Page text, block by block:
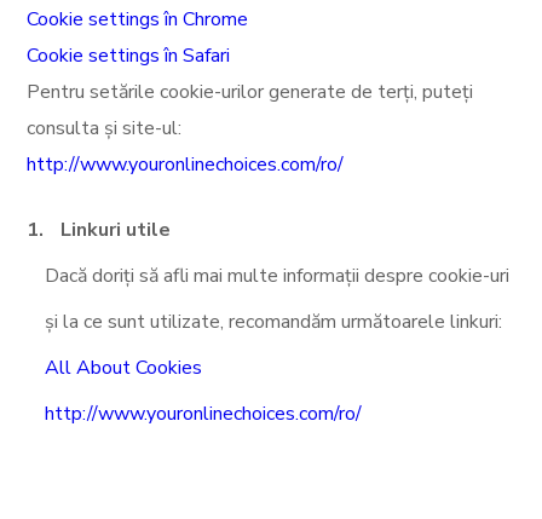
Cookie settings în Chrome
Cookie settings în Safari
Pentru setările cookie-urilor generate de terți, puteți
consulta și site-ul:
http://www.youronlinechoices.com/ro/
Linkuri utile
Dacă doriți să afli mai multe informații despre cookie-uri
și la ce sunt utilizate, recomandăm următoarele linkuri:
All About Cookies
http://www.youronlinechoices.com/ro/